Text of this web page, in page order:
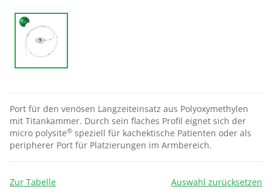
Port für den venösen Langzeiteinsatz aus Polyoxymethylen
mit Titankammer. Durch sein flaches Profil eignet sich der
micro polysite® speziell für kachektische Patienten oder als
peripherer Port für Platzierungen im Armbereich.
Zur Tabelle
Auswahl zurücksetzen